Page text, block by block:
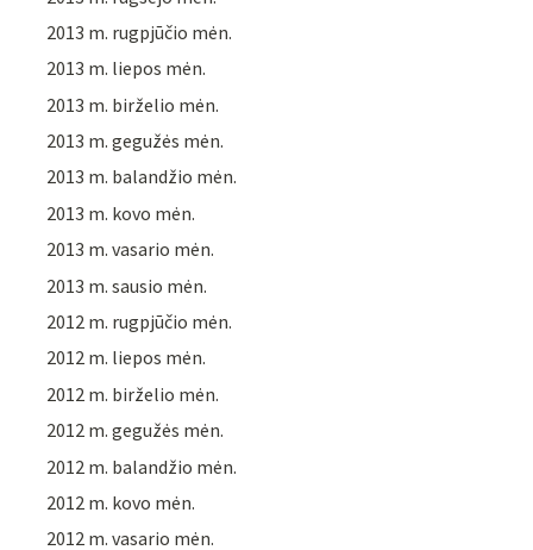
2013 m. rugpjūčio mėn.
2013 m. liepos mėn.
2013 m. birželio mėn.
2013 m. gegužės mėn.
2013 m. balandžio mėn.
2013 m. kovo mėn.
2013 m. vasario mėn.
2013 m. sausio mėn.
2012 m. rugpjūčio mėn.
2012 m. liepos mėn.
2012 m. birželio mėn.
2012 m. gegužės mėn.
2012 m. balandžio mėn.
2012 m. kovo mėn.
2012 m. vasario mėn.